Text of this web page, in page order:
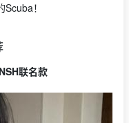
！
联名款